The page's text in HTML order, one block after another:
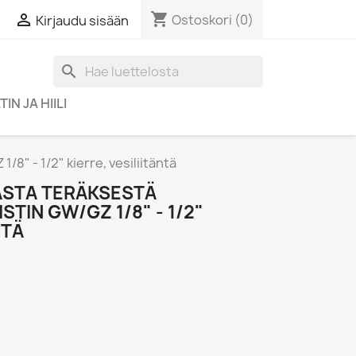
 Kirjaudu sisään shopping_cart Ostoskori (0)
search
JA HIILI
8" - 1/2" kierre, vesiliitäntä
TERÄKSESTÄ
GW/GZ 1/8" - 1/2"